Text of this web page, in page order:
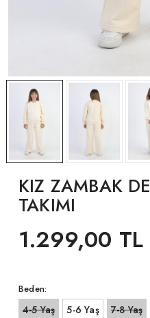
KIZ ZAMBAK
TAKIMI
1.299,00 TL
Beden:
4-5 Yaş 5-6 Yaş 7-8 Yaş